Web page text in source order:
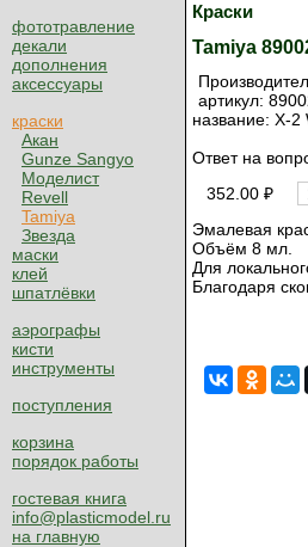
фототравление
декали
дополнения
аксессуары
краски
Акан
Gunze Sangyo
Моделист
Revell
Tamiya
Звезда
маски
клей
шпатлёвки
аэрографы
кисти
инструменты
поступления
корзина
порядок работы
гостевая книга
info@plasticmodel.ru
на главную
Краски
Tamiya
артикул:
название: X-
Ответ на
352.00 ₽
Эмалевая
Объём 8 мл.
Для
Благодаря